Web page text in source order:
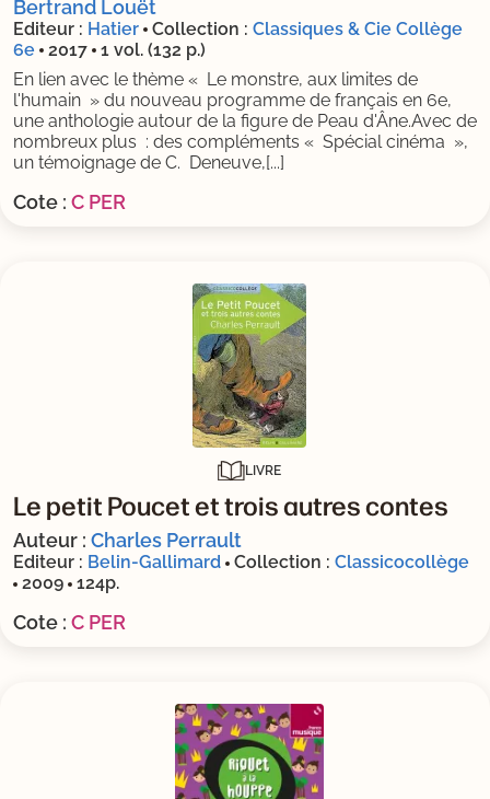
Bertrand Louët
Editeur : Hatier Collection : Classiques & Cie Collège
6e
2017
1 vol. (132 p.)
En lien avec le thème « Le monstre, aux limites de
l'humain » du nouveau programme de français en 6e,
une anthologie autour de la figure de Peau d'Âne.Avec de
nombreux plus : des compléments « Spécial cinéma »,
un témoignage de C. Deneuve,[...]
Cote : C PER
LIVRE
Le petit Poucet et trois autres contes
Auteur : Charles Perrault
Editeur : Belin-Gallimard Collection : Classicocollège
2009
124p.
Cote : C PER